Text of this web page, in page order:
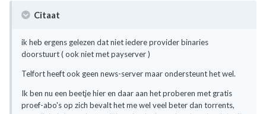
Citaat
ik heb ergens gelezen dat niet iedere provider binaries
doorstuurt ( ook niet met payserver )
Telfort heeft ook geen news-server maar ondersteunt het wel.
Ik ben nu een beetje hier en daar aan het proberen met gratis
proef-abo's op zich bevalt het me wel veel beter dan torrents,